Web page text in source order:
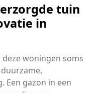
tuin
in
woningen soms
Een gazon in een